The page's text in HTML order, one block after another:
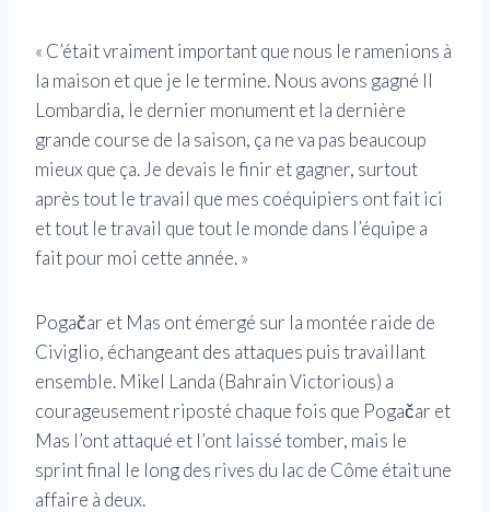
« C’était vraiment important que nous le ramenions à
la maison et que je le termine. Nous avons gagné Il
Lombardia, le dernier monument et la dernière
grande course de la saison, ça ne va pas beaucoup
mieux que ça. Je devais le finir et gagner, surtout
après tout le travail que mes coéquipiers ont fait ici
et tout le travail que tout le monde dans l’équipe a
fait pour moi cette année. »
Pogačar et Mas ont émergé sur la montée raide de
Civiglio, échangeant des attaques puis travaillant
ensemble. Mikel Landa (Bahrain Victorious) a
courageusement riposté chaque fois que Pogačar et
Mas l’ont attaqué et l’ont laissé tomber, mais le
sprint final le long des rives du lac de Côme était une
affaire à deux.